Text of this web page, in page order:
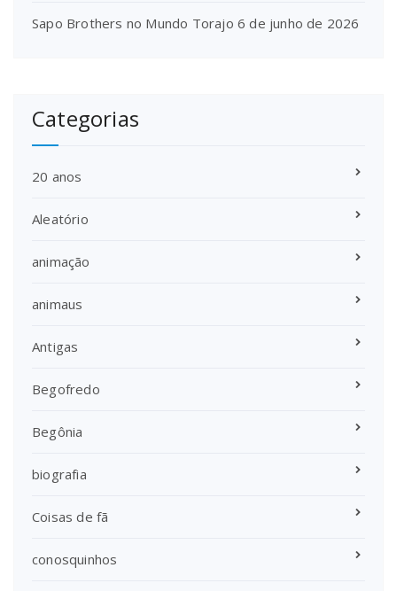
Sapo Brothers no Mundo Torajo 6 de junho de 2026
Categorias
20 anos
Aleatório
animação
animaus
Antigas
Begofredo
Begônia
biografia
Coisas de fã
conosquinhos